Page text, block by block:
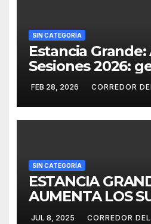
SIN CATEGORÍA
Estancia
Sesiones 2026:
superávit y
en Estancia
FEB 28, 2026 CORREDOR
SIN CATEGORÍA
ESTANCIA
AUMENTA LOS
ENCIMA DE LA
JUL 8, 2025 CORREDOR